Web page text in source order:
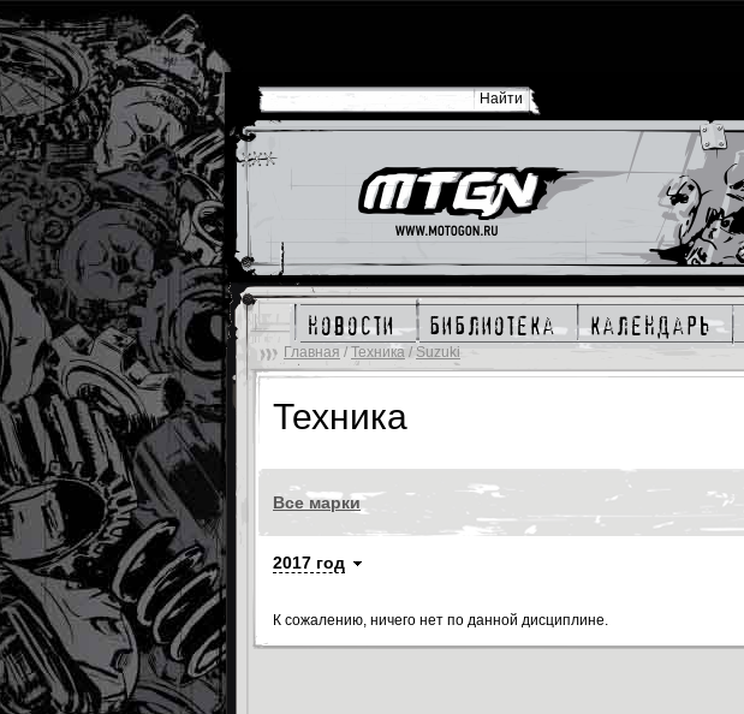
новости библиотека календарь
Главная /Техника /Suzuki
Техника
Все марки
2017 год
К сожалению, ничего нет по данной дисциплине.